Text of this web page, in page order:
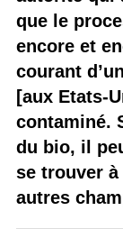
que le
encore et
courant
[aux Etats-
contaminé.
du bio, il
se trouver
autres